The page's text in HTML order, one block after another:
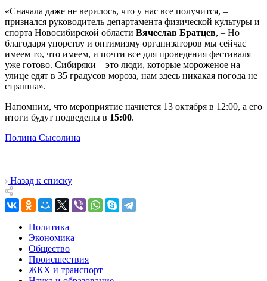
«Сначала даже не верилось, что у нас все получится, –
признался руководитель департамента физической культуры и
спорта Новосибирской области Вячеслав Братцев, – Но
благодаря упорству и оптимизму организаторов мы сейчас
имеем то, что имеем, и почти все для проведения фестиваля
уже готово. Сибиряки – это люди, которые мороженое на
улице едят в 35 градусов мороза, нам здесь никакая погода не
страшна».
Напомним, что мероприятие начнется 13 октября в 12:00, а его
итоги будут подведены в 15:00.
Полина Сысолина
Назад к списку
Политика
Экономика
Общество
Происшествия
ЖКХ и транспорт